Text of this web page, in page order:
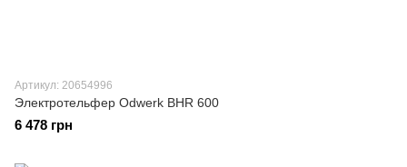
Артикул: 20654996
Электротельфер Odwerk BHR 600
6 478 грн